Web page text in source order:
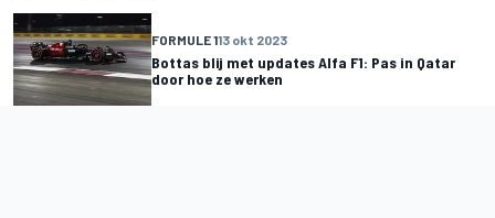
FORMULE 113 okt 2023
Bottas blij met updates Alfa F1: Pas in Qatar
door hoe ze werken